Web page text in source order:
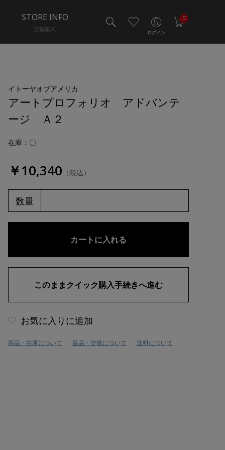
ログイン
0
STORE INFO
店舗案内
イトーヤオブアメリカ
アートプロフォリオ アドバンテ
ージ Ａ２
在庫：〇
￥10,340 （税込）
数量
お気に入りに追加
商品・在庫について 返品・交換について 送料について